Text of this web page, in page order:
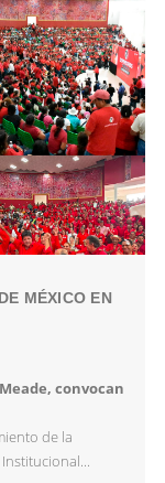
MÉXICO EN
convocan
de la